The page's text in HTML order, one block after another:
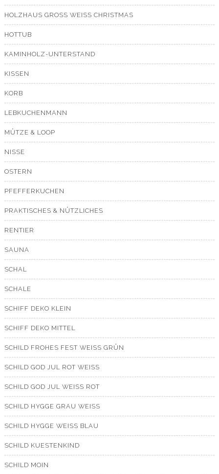
HOLZHAUS GROSS WEISS CHRISTMAS
HOTTUB
KAMINHOLZ-UNTERSTAND
KISSEN
KORB
LEBKUCHENMANN
MÜTZE & LOOP
NISSE
OSTERN
PFEFFERKUCHEN
PRAKTISCHES & NÜTZLICHES
RENTIER
SAUNA
SCHAL
SCHALE
SCHIFF DEKO KLEIN
SCHIFF DEKO MITTEL
SCHILD FROHES FEST WEISS GRÜN
SCHILD GOD JUL ROT WEISS
SCHILD GOD JUL WEISS ROT
SCHILD HYGGE GRAU WEISS
SCHILD HYGGE WEISS BLAU
SCHILD KUESTENKIND
SCHILD MOIN